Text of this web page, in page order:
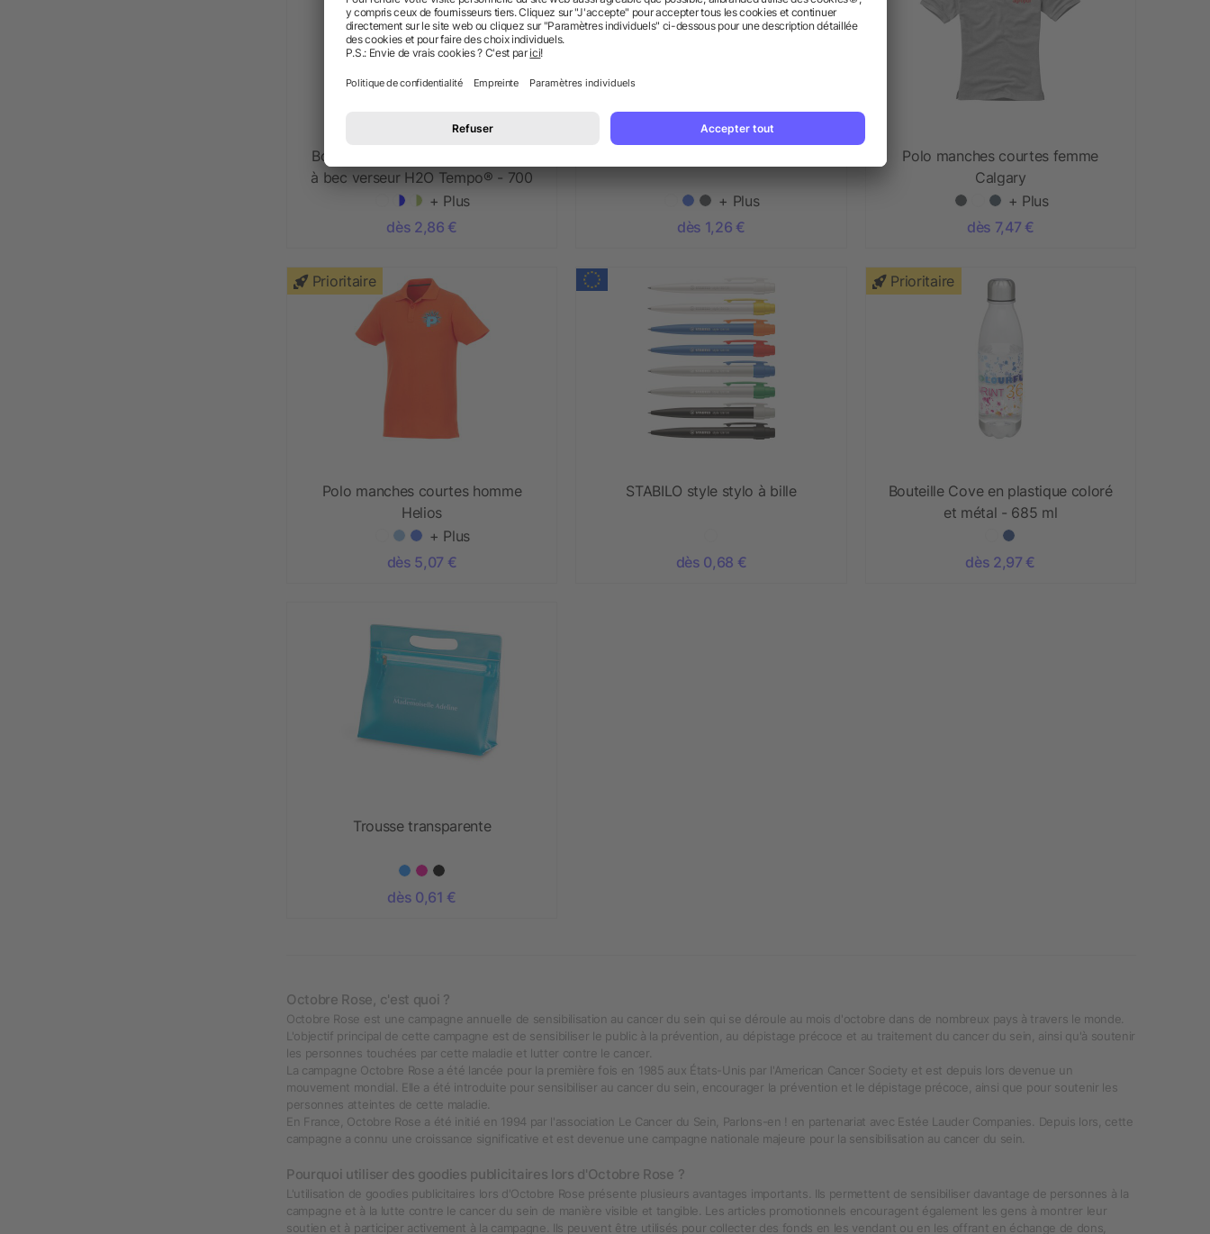
Bouteille de sport avec couvercle
à bec verseur H2O Tempo® - 700
ml + Plus
dès 2,86 €
+ Plus
dès 1,26 €
Polo manches courtes femme
Calgary
+ Plus
dès 7,47 €
Prioritaire
Polo manches courtes homme
Helios
+ Plus
dès 5,07 €
STABILO style stylo à bille
dès 0,68 €
Prioritaire
Bouteille Cove en plastique coloré
et métal - 685 ml
dès 2,97 €
Trousse transparente
dès 0,61 €
Octobre Rose, c'est quoi ?
Octobre Rose est une campagne annuelle de sensibilisation au cancer du sein qui se déroule au mois d'octobre dans de nombreux pays à travers le monde.
L'objectif principal de cette campagne est de sensibiliser le public à la prévention, au dépistage précoce et au traitement du cancer du sein, ainsi qu'à soutenir
les personnes touchées par cette maladie et lutter contre le cancer.
La campagne Octobre Rose a été lancée pour la première fois en 1985 aux États-Unis par l'American Cancer Society et est depuis lors devenue un
mouvement mondial. Elle a été introduite pour sensibiliser au cancer du sein, encourager la prévention et le dépistage précoce, ainsi que pour soutenir les
personnes atteintes de cette maladie.
En France, Octobre Rose a été initié en 1994 par l'association Le Cancer du Sein, Parlons-en ! en partenariat avec Estée Lauder Companies. Depuis lors, cette
campagne a connu une croissance significative et est devenue une campagne nationale majeure pour la sensibilisation au cancer du sein.
Pourquoi utiliser des goodies publicitaires lors d'Octobre Rose ?
L'utilisation de goodies publicitaires lors d'Octobre Rose présente plusieurs avantages importants. Ils permettent de sensibiliser davantage de personnes à la
campagne et à la lutte contre le cancer du sein de manière visible et tangible. Les articles promotionnels encouragent également les gens à montrer leur
soutien et à participer activement à la campagne. Ils peuvent être utilisés pour collecter des fonds en les vendant ou en les offrant en échange de dons,